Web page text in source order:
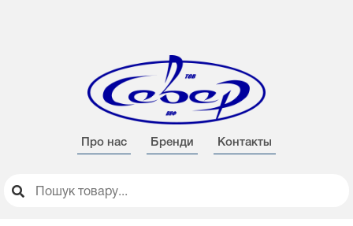
Про нас Бренди Контакты